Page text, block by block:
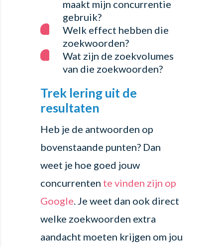
maakt mijn concurrentie
gebruik?
Welk effect hebben die
zoekwoorden?
Wat zijn de zoekvolumes
van die zoekwoorden?
Trek lering uit de
resultaten
Heb je de antwoorden op
bovenstaande punten? Dan
weet je hoe goed jouw
concurrenten te vinden zijn op
Google . Je weet dan ook direct
welke zoekwoorden extra
aandacht moeten krijgen om jou